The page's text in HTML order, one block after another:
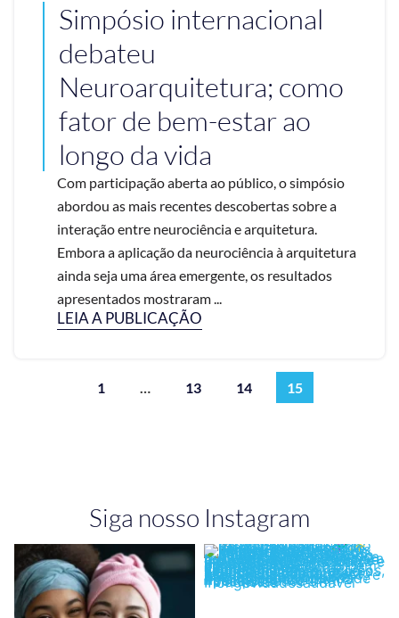
Simpósio internacional
debateu
Neuroarquitetura; como
fator de bem-estar ao
longo da vida
Com participação aberta ao público, o simpósio
abordou as mais recentes descobertas sobre a
interação entre neurociência e arquitetura.
Embora a aplicação da neurociência à arquitetura
ainda seja uma área emergente, os resultados
apresentados mostraram ...
LEIA A PUBLICAÇÃO
1 … 13 14 15
Siga nosso Instagram